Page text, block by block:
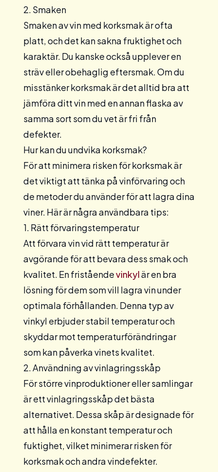
2. Smaken
Smaken av vin med korksmak är ofta
platt, och det kan sakna fruktighet och
karaktär. Du kanske också upplever en
sträv eller obehaglig eftersmak. Om du
misstänker korksmak är det alltid bra att
jämföra ditt vin med en annan flaska av
samma sort som du vet är fri från
defekter.
Hur kan du undvika korksmak?
För att minimera risken för korksmak är
det viktigt att tänka på vinförvaring och
de metoder du använder för att lagra dina
viner. Här är några användbara tips:
1. Rätt förvaringstemperatur
Att förvara vin vid rätt temperatur är
avgörande för att bevara dess smak och
kvalitet. Enfriståendevinkylär en bra
lösning för dem som vill lagra vin under
optimala förhållanden. Denna typ av
vinkyl erbjuder stabil temperatur och
skyddar mot temperaturförändringar
som kan påverka vinets kvalitet.
2. Användning av vinlagringsskåp
För större vinproduktioner eller samlingar
är ettvinlagringsskåpdet bästa
alternativet. Dessa skåp är designade för
att hålla en konstant temperatur och
fuktighet, vilket minimerar risken för
korksmak och andra vindefekter.